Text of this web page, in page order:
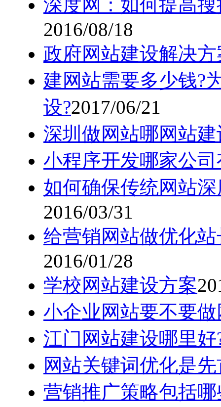
深度网：如何提高
2016/08/18
政府网站建设解决方
建网站需要多少钱?
设?2017/06/21
深圳做网站哪网站
小程序开发哪家公
如何确保传统网站
2016/03/31
给营销网站做优化
2016/01/28
学校网站建设方案
小企业网站要不要
江门网站建设哪里
网站关键词优化是
营销推广策略包括哪